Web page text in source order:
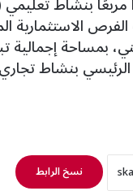
الاستثمارية
نسخ الرابط